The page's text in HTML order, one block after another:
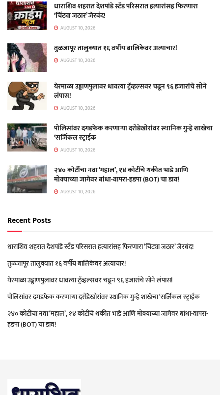
धाराशिव शहरात देशपांडे स्टँड परिसरात हत्यारांसह फिरणारा
‘चिंट्या जठार’ जेरबंद!
AUGUST 10, 2026
तुळजापूर तालुक्यात १६ वर्षीय बालिकेवर अत्याचार!
AUGUST 10, 2026
येरमाळा उड्डाणपुलावर धावत्या ट्रॅव्हल्सवर चढून ९६ हजारांचे सोने
लंपास!
AUGUST 10, 2026
पोलिसांवर दगडफेक करणाऱ्या दरोडेखोरांवर स्थानिक गुन्हे शाखेचा
‘सर्जिकल स्ट्राईक
AUGUST 10, 2026
२४० कोटींचा नवा ‘महाल’, १४ कोटींचे थकीत भाडे आणि
मोक्याच्या जागेवर बांधा-वापरा-हडपा (BOT) चा डाव!
AUGUST 10, 2026
Recent Posts
धाराशिव शहरात देशपांडे स्टँड परिसरात हत्यारांसह फिरणारा ‘चिंट्या जठार’ जेरबंद!
तुळजापूर तालुक्यात १६ वर्षीय बालिकेवर अत्याचार!
येरमाळा उड्डाणपुलावर धावत्या ट्रॅव्हल्सवर चढून ९६ हजारांचे सोने लंपास!
पोलिसांवर दगडफेक करणाऱ्या दरोडेखोरांवर स्थानिक गुन्हे शाखेचा ‘सर्जिकल स्ट्राईक
२४० कोटींचा नवा ‘महाल’, १४ कोटींचे थकीत भाडे आणि मोक्याच्या जागेवर बांधा-वापरा-
हडपा (BOT) चा डाव!